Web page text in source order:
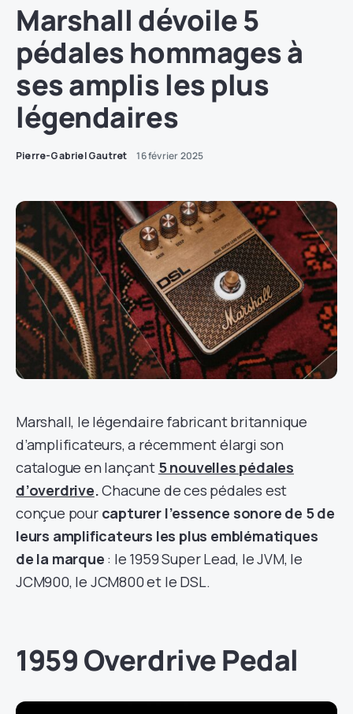
Marshall dévoile 5
pédales hommages à
ses amplis les plus
légendaires
Pierre-Gabriel Gautret 16 février 2025
Marshall, le légendaire fabricant britannique
d’amplificateurs, a récemment élargi son
catalogue en lançant 5 nouvelles pédales
d’overdrive.Chacune de ces pédales est
conçue pour capturer l’essence sonore de 5 de
leurs amplificateurs les plus emblématiques
de la marque : le 1959 Super Lead, le JVM, le
JCM900, le JCM800 et le DSL.
1959 Overdrive Pedal